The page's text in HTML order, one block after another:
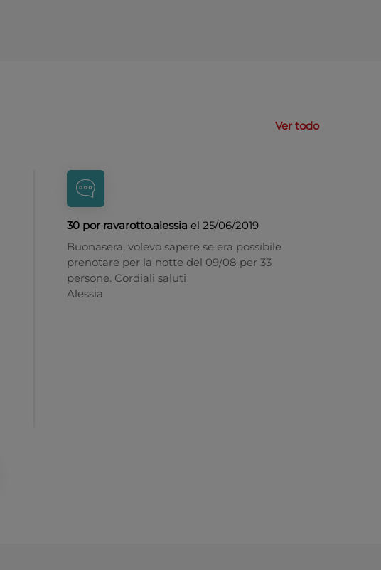
Ver todo
30 por ravarotto.alessia el 25/06/2019
Buonasera, volevo sapere se era possibile
prenotare per la notte del 09/08 per 33
persone. Cordiali saluti
Alessia